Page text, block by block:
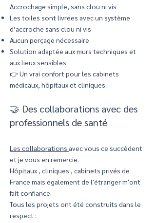
Accrochage simple, sans clou ni vis
Les toiles sont livrées avec un système
d’accroche sans clou ni vis
Aucun perçage nécessaire
Solution adaptée aux murs techniques et
aux lieux sensibles
👉 Un vrai confort pour les cabinets
médicaux, hôpitaux et cliniques.
🤝 Des collaborations avec des
professionnels de santé
Les collaborations avec vous ce succèdent
et je vous en remercie.
Hôpitaux , cliniques , cabinets privés de
France mais également de l'étranger m'ont
fait confiance.
Tous les projets ont été construits dans le
respect :